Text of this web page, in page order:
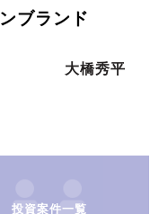
ブランド
大橋秀平
投資案件一覧